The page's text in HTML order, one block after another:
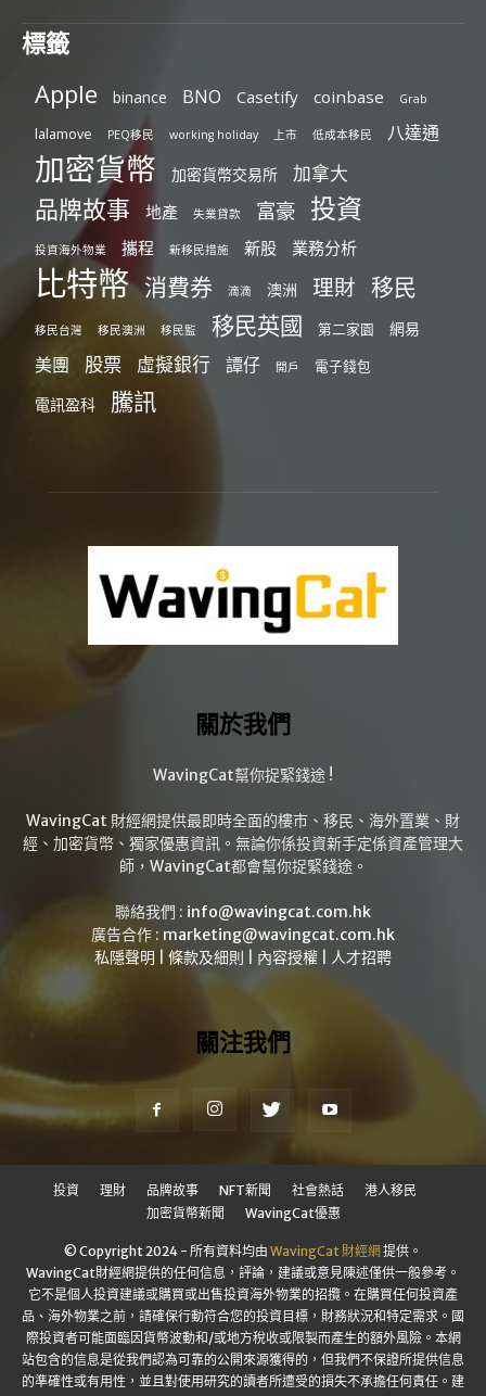
標籤
Apple binance BNO Casetify coinbase Grab
lalamove PEQ移民 working holiday 上市 低成本移民 八達通
加密貨幣 加密貨幣交易所 加拿大
品牌故事 地產 失業貸款 富豪 投資
投資海外物業 攜程 新移民措施 新股 業務分析
比特幣 消費券 滴滴 澳洲 理財 移民
移民台灣 移民澳洲 移民監 移民英國 第二家園 網易
美團 股票 虛擬銀行 譚仔 開戶 電子錢包
電訊盈科 騰訊
關於我們
WavingCat幫你捉緊錢途 !
WavingCat 財經網提供最即時全面的樓市、移民、海外置業、財
經、加密貨幣、獨家優惠資訊。無論你係投資新手定係資產管理大
師，WavingCat都會幫你捉緊錢途。
聯絡我們 : info@wavingcat.com.hk
廣告合作 : marketing@wavingcat.com.hk
私隱聲明
條款及細則 內容授權 人才招聘
關注我們
投資 理財 品牌故事 NFT新聞 社會熱話
港人移民
加密貨幣新聞
WavingCat優惠
© Copyright 2024 - 所有資料均由 WavingCat 財經網 提供。
WavingCat財經網提供的任何信息，評論，建議或意見陳述僅供一般參考。
它不是個人投資建議或購買或出售投資海外物業的招攬。在購買任何投資產
品、海外物業之前，請確保行動符合您的投資目標，財務狀況和特定需求。國
際投資者可能面臨因貨幣波動和/或地方稅收或限製而產生的額外風險。本網
站包含的信息是從我們認為可靠的公開來源獲得的，但我們不保證所提供信息
的準確性或有用性，並且對使用研究的讀者所遭受的損失不承擔任何責任。建